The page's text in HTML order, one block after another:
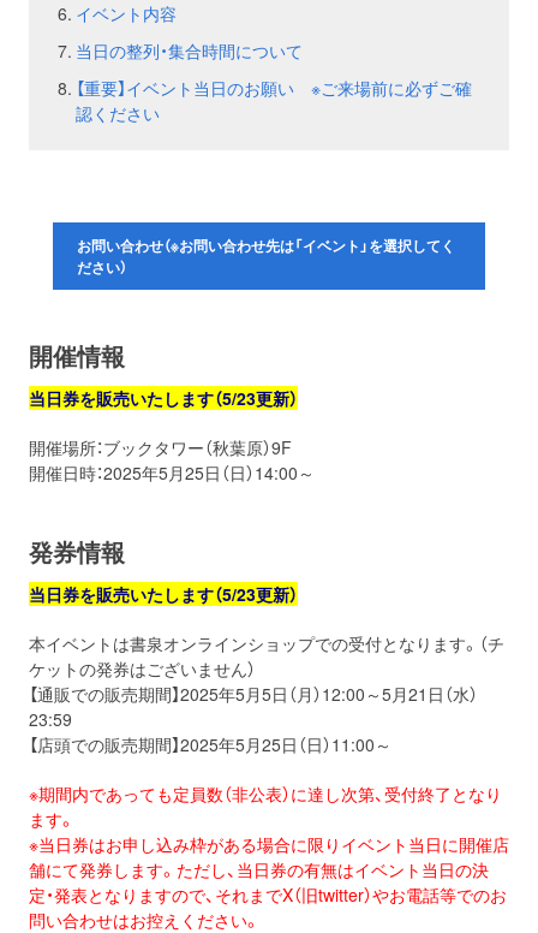
イベント内容
当日の整列・集合時間について
【重要】イベント当日のお願い ※ご来場前に必ずご確
認ください
お問い合わせ（※お問い合わせ先は「イベント」を選択してく
ださい）
開催情報
当日券を販売いたします（5/23更新）
開催場所：ブックタワー（秋葉原）9F
開催日時：2025年5月25日（日）14:00～
発券情報
当日券を販売いたします（5/23更新）
本イベントは書泉オンラインショップでの受付となります。（チ
ケットの発券はございません）
【通販での販売期間】2025年5月5日（月）12:00～5月21日（水）
23:59
【店頭での販売期間】2025年5月25日（日）11:00～
※期間内であっても定員数（非公表）に達し次第、受付終了となり
ます。
※当日券はお申し込み枠がある場合に限りイベント当日に開催店
舗にて発券します。ただし、当日券の有無はイベント当日の決
定・発表となりますので、それまでX（旧twitter）やお電話等でのお
問い合わせはお控えください。